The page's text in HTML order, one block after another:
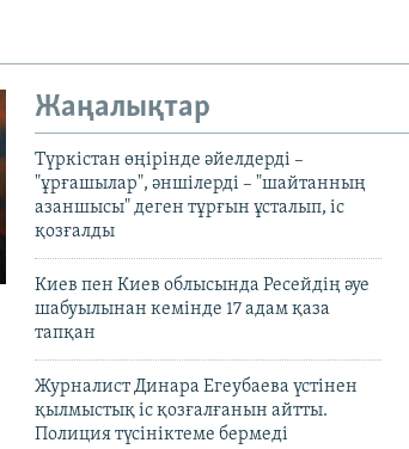
Жаңалықтар
Түркістан өңірінде әйелдерді –
"ұрғашылар", әншілерді – "шайтанның
азаншысы" деген тұрғын ұсталып, іс
қозғалды
Киев пен Киев облысында Ресейдің әуе
шабуылынан кемінде 17 адам қаза
тапқан
Журналист Динара Егеубаева үстінен
қылмыстық іс қозғалғанын айтты.
Полиция түсініктеме бермеді